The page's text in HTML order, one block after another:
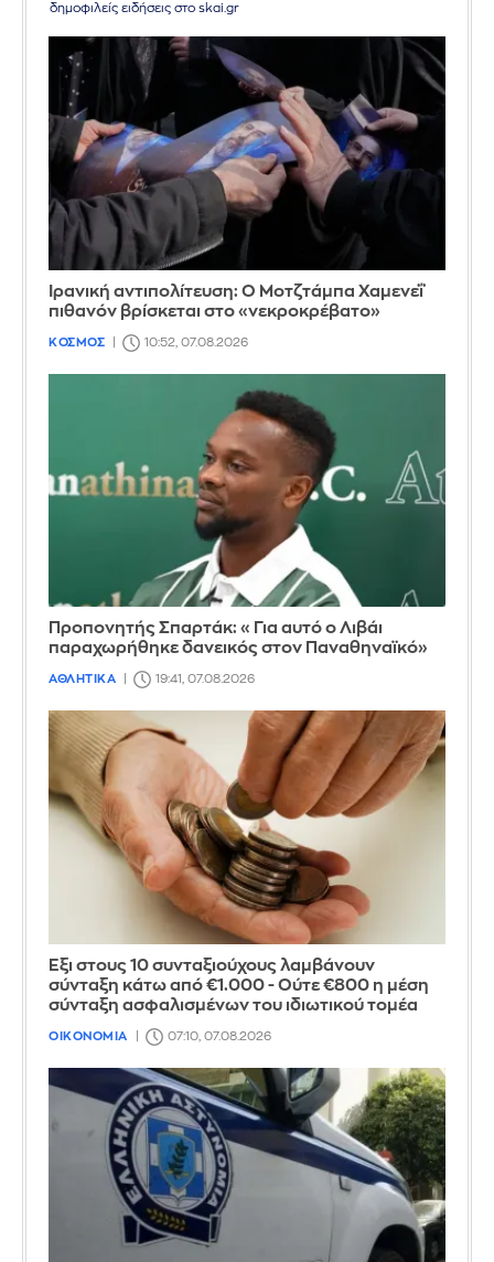
δημοφιλείς ειδήσεις στο skai.gr
Ιρανική αντιπολίτευση: Ο Μοτζτάμπα Χαμενεΐ
πιθανόν βρίσκεται στο «νεκροκρέβατο»
ΚΟΣΜΟΣ 10:52, 07.08.2026
Προπονητής Σπαρτάκ: «Για αυτό ο Λιβάι
παραχωρήθηκε δανεικός στον Παναθηναϊκό»
ΑΘΛΗΤΙΚΑ 19:41, 07.08.2026
Έξι στους 10 συνταξιούχους λαμβάνουν
σύνταξη κάτω από €1.000 - Ούτε €800 η μέση
σύνταξη ασφαλισμένων του ιδιωτικού τομέα
ΟΙΚΟΝΟΜΙΑ 07:10, 07.08.2026